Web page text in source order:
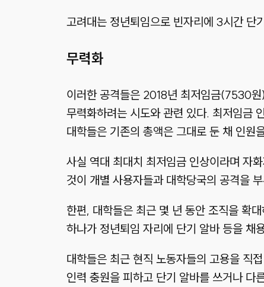
고려대는 정년퇴임으로 빈자리에 3시간 단
무력화
이러한 공격들은 2018년 최저임금(7530
무력화하려는 시도와 관련 있다. 최저임금
대학들은 기존의 총액은 그대로 둔 채 인원
사실 역대 최대치 최저임금 인상이라며 자
것이 개별 사용자들과 대학당국의 공격을
한편, 대학들은 최근 몇 년 동안 조직을 확
하나가 정년퇴임 자리에 단기 알바 등을 채
대학들은 최근 현직 노동자들의 고용을 직
인력 충원을 피하고 단기 알바를 쓰거나 다